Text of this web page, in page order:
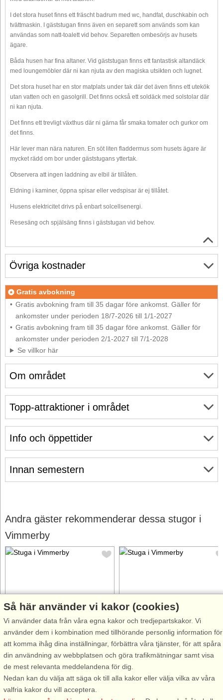
I det stora huset finns ett fräscht badrum med wc, handfat, duschkabin och
tvättmaskin. I gäststugan finns även en separett som används som kan
användas som natt-toalett vid behov. Separetten ombesörjs av husets
ägare.
Båda husen har fina altaner. Vid gäststugan finns ett fantastisk altandäck
med loungemöbler där ni kan njuta av den magiska utsikten och lugnet.
Det stora huset har en stor matplats under tak där det även finns ett utekök
utan vatten och en gasolgrill. Det finns också ett soldäck med solstolar där
ni kan njuta.
Det finns ett trevligt växthus där ni gärna får smaka tomater och gurkor om
det finns.
Här lever man nära naturen. En söt liten fladdermus som husets ägare är
mycket rädd om bor under gäststugans yttertak.
Observera att ingen laddning av elbil är tillåten.
Eldning i kaminer, öppna spisar eller vedspisar är ej tillåtet.
Husens elektricitet drivs på enbart solcellsenergi.
Resesäng och spjälsäng finns i gäststugan vid behov.
Om området
Info och öppettider
Innan semestern
Övriga kostnader
Gratis avbokning
Gratis avbokning fram till 35 dagar före ankomst. Gäller för
ankomster under perioden 18/7-2026 till 1/1-2027
Gratis avbokning fram till 35 dagar före ankomst. Gäller för
ankomster under perioden 2/1-2027 till 7/1-2028
Se villkor här
Topp-attraktioner i området
Andra gäster rekommenderar dessa stugor i
Vimmerby
Stugnr: 53458
Vimmerby
4 personer, 130 m²
1,2 km till sjö/hav:.
Mysigt hus där ni bor på
Småländska landsbygden i
Gåsefall med magisk utsikt över
Stugnr: 65505
Vimmerby
5 personer, 35 m²
1,4 km till sjö/hav:.
Helt nyrenoverat och fräscht
hus i utkanten av mysiga Södra
Så här använder vi kakor (cookies)
Vi använder data från våra egna kakor och tredjepartskakor. Vi
använder dem i kombination med tillhörande personlig information för
att komma ihåg dina inställningar, förbättra våra tjänster, för att spåra
din användning av webbplatsen och göra trafikmätningar samt visa
de mest relevanta meddelandena för dig.
Nedan kan du välja att säga ok till alla kakor eller välja vilka av våra
valfria kakor du vill acceptera.